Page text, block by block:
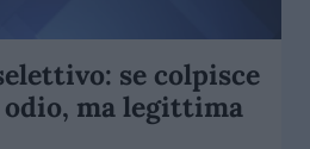
se colpisce
ma legittima